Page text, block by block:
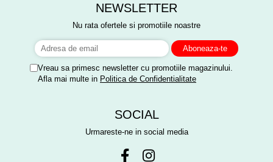
NEWSLETTER
Nu rata ofertele si promotiile noastre
Vreau sa primesc newsletter cu promotiile magazinului.
Afla mai multe in Politica de Confidentialitate
SOCIAL
Urmareste-ne in social media